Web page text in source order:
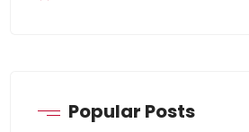
Popular Posts